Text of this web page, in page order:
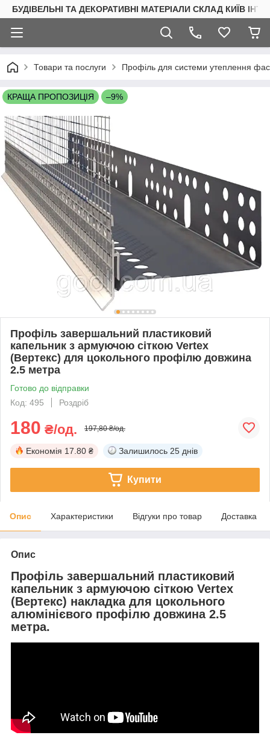
БУДІВЕЛЬНІ ТА ДЕКОРАТИВНІ МАТЕРІАЛИ СКЛАД КИЇВ
Товари та послуги Профіль для системи утеплення
КРАЩА ПРОПОЗИЦІЯ –9%
Профіль завершальний пластиковий
капельник з армуючою сіткою Vertex
(Вертекс) для цокольного профілю довжина
2.5 метра
Готово до відправки
Код: 495
Роздріб
180 ₴/од. 197,80 ₴/од.
Економія 17.80 ₴ Залишилось 25 днів
Купити
Опис Характеристики Відгуки про товар Доставка
Опис
Профіль завершальний пластиковий
капельник з армуючою сіткою Vertex
(Вертекс) накладка для цокольного
алюмінієвого профілю довжина 2.5
метра.